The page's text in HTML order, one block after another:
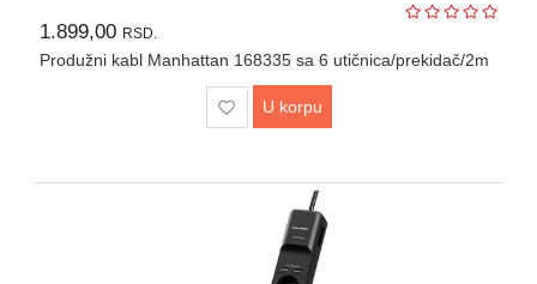
1.899,00 RSD.
Produžni kabl Manhattan 168335 sa 6 utičnica/prekidač/2m
U korpu